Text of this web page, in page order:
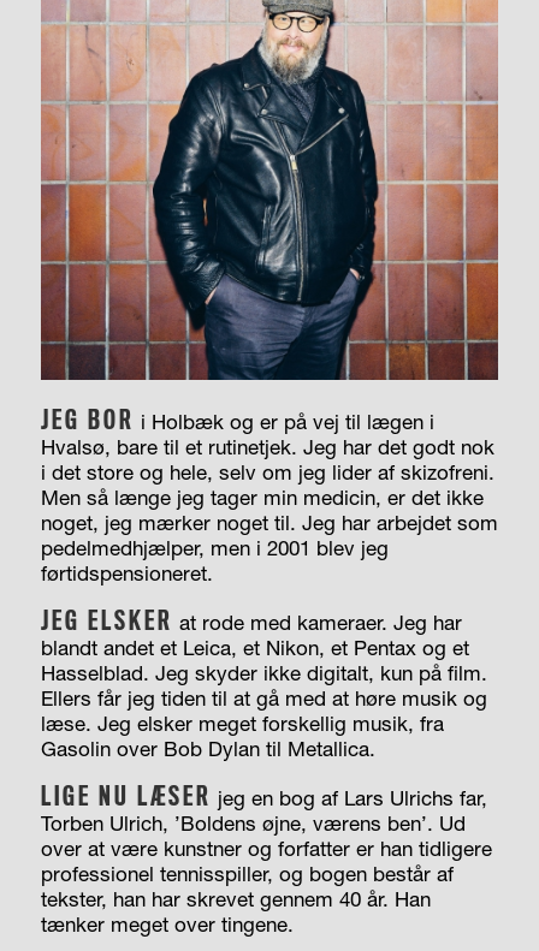
JEG BOR i Holbæk og er på vej til lægen i
Hvalsø, bare til et rutinetjek. Jeg har det godt nok
i det store og hele, selv om jeg lider af skizofreni.
Men så længe jeg tager min medicin, er det ikke
noget, jeg mærker noget til. Jeg har arbejdet som
pedelmedhjælper, men i 2001 blev jeg
førtidspensioneret.
JEG ELSKER at rode med kameraer. Jeg har
blandt andet et Leica, et Nikon, et Pentax og et
Hasselblad. Jeg skyder ikke digitalt, kun på film.
Ellers får jeg tiden til at gå med at høre musik og
læse. Jeg elsker meget forskellig musik, fra
Gasolin over Bob Dylan til Metallica.
LIGE NU LÆSER jeg en bog af Lars Ulrichs far,
Torben Ulrich, ’Boldens øjne, værens ben’. Ud
over at være kunstner og forfatter er han tidligere
professionel tennisspiller, og bogen består af
tekster, han har skrevet gennem 40 år. Han
tænker meget over tingene.